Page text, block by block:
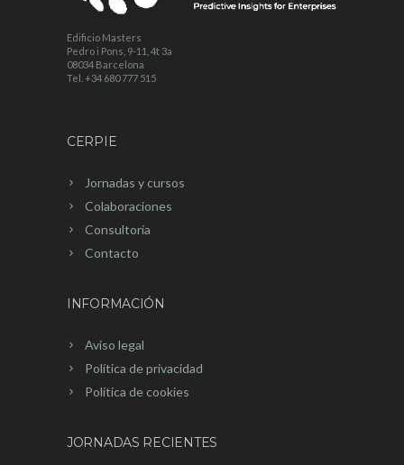
Edificio Masters
Pedro i Pons, 9-11, 4t 3a
08034 Barcelona
Tel. +34 680 777 515
CERPIE
Jornadas y cursos
Colaboraciones
Consultoría
Contacto
INFORMACIÓN
Aviso legal
Política de privacidad
Política de cookies
JORNADAS RECIENTES